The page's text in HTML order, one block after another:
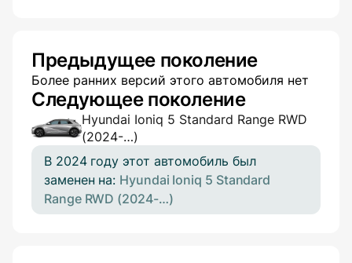
Предыдущее поколение
Более ранних версий этого автомобиля нет
Следующее поколение
Hyundai Ioniq 5 Standard Range RWD
(2024-…)
В 2024 году этот автомобиль был
заменен на: Hyundai Ioniq 5 Standard
Range RWD (2024-…)